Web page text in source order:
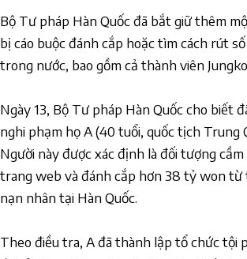
Bộ Tư pháp Hàn Quốc đã bắt giữ thêm
bị cáo buộc đánh cắp hoặc tìm cách rút
trong nước, bao gồm cả thành viên
Ngày 13, Bộ Tư pháp Hàn Quốc cho biết
nghi phạm họ A (40 tuổi, quốc tịch Trung
Người này được xác định là đối tượng
trang web và đánh cắp hơn 38 tỷ won từ
nạn nhân tại Hàn Quốc.
Theo điều tra, A đã thành lập tổ chức tội